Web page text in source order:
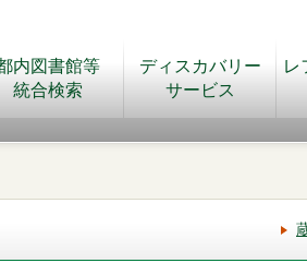
内図書館等
統合検索
ディスカバリー
サービス
レ